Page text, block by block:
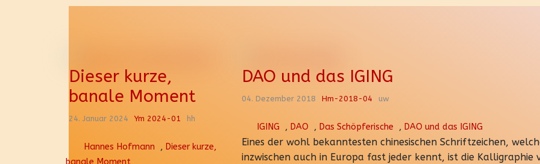
Dieser kurze,
banale Moment
24. Januar 2024 Ym 2024-01 hh
Hannes Hofmann , Dieser kurze,
banale Moment
DAO und das IGING
04. Dezember 2018 Hm-2018-04 uw
IGING , DAO , Das Schöpferische , DAO und das IGING
Eines der wohl bekanntesten chinesischen Schriftzeichen,
inzwischen auch in Europa fast jeder kennt, ist die Kalligraphie